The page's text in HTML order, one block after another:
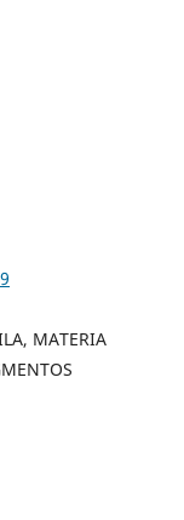
MATERIA